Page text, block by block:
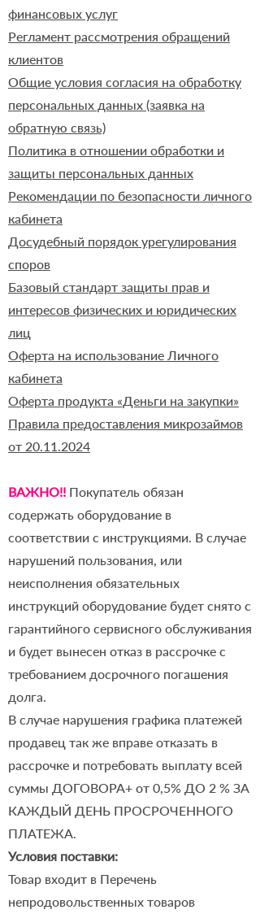
финансовых услуг
Регламент рассмотрения обращений
клиентов
Общие условия согласия на обработку
персональных данных (заявка на
обратную связь)
Политика в отношении обработки и
защиты персональных данных
Рекомендации по безопасности личного
кабинета
Досудебный порядок урегулирования
споров
Базовый стандарт защиты прав и
интересов физических и юридических
лиц
Оферта на использование Личного
кабинета
Оферта продукта «Деньги на закупки»
Правила предоставления микрозаймов
от 20.11.2024
ВАЖНО!! Покупатель обязан
содержать оборудование в
соответствии с инструкциями. В случае
нарушений пользования, или
неисполнения обязательных
инструкций оборудование будет снято с
гарантийного сервисного обслуживания
и будет вынесен отказ в рассрочке с
требованием досрочного погашения
долга.
В случае нарушения графика платежей
продавец так же вправе отказать в
рассрочке и потребовать выплату всей
суммы ДОГОВОРА+ от 0,5% ДО 2 % ЗА
КАЖДЫЙ ДЕНЬ ПРОСРОЧЕННОГО
ПЛАТЕЖА.
Условия поставки:
Товар входит в Перечень
непродовольственных товаров